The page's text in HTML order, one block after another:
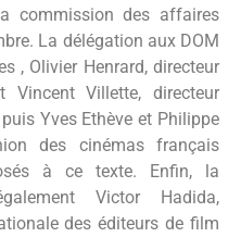
commission des affaires
La délégation aux DOM
, Olivier Henrard, directeur
Vincent Villette, directeur
Yves Ethève et Philippe
des cinémas français
à ce texte. Enfin, la
Victor Hadida,
des éditeurs de film